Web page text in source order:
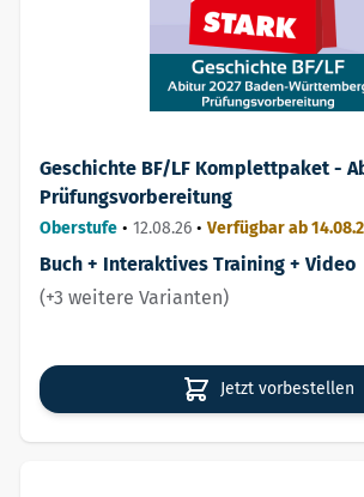
Geschichte BF/LF Komplettpaket -
Prüfungsvorbereitung
Oberstufe • 12.08.26 • Verfügbar ab
Buch + Interaktives Training + Video
(+3 weitere Varianten)
Jetzt vorbestellen